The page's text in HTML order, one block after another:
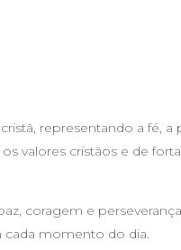
representando a fé,
valores cristãos e de
coragem e
cada momento do dia.